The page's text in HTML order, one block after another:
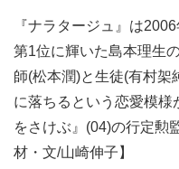
『ナラタージュ』は
第1位に輝いた島本理生
師(松本潤)と生徒(有村架
に落ちるという恋愛模様
をさけぶ』(04)の行定勲
材・文/山崎伸子】